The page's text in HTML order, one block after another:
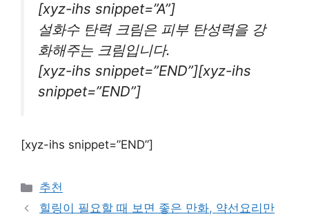
[xyz-ihs snippet=”A”]
설화수 탄력 크림은 피부 탄성력을 강
화해주는 크림입니다.
[xyz-ihs snippet=”END”][xyz-ihs
snippet=”END”]
[xyz-ihs snippet=”END”]
카
테
추천
힐링이 필요할 때 보면 좋은 만화, 약선요리만